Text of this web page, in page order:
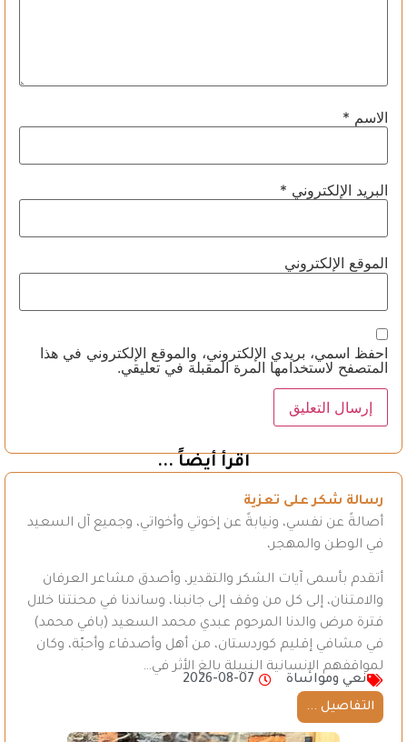
الاسم *
البريد الإلكتروني *
الموقع الإلكتروني
احفظ اسمي، بريدي الإلكتروني، والموقع الإلكتروني في هذا
المتصفح لاستخدامها المرة المقبلة في تعليقي.
اقرأ أيضاً ...
رسالة شكر على تعزية
أصالةً عن نفسي، ونيابةً عن إخوتي وأخواتي، وجميع آل السعيد
في الوطن والمهجر،
أتقدم بأسمى آيات الشكر والتقدير، وأصدق مشاعر العرفان
والامتنان، إلى كل من وقف إلى جانبنا، وساندنا في محنتنا خلال
فترة مرض والدنا المرحوم عبدي محمد السعيد (بافي محمد)
في مشافي إقليم كوردستان، من أهل وأصدقاء وأحبّة، وكان
لمواقفهم الإنسانية النبيلة بالغ الأثر في…
نعي ومواساة
2026-08-07
التفاصيل ...